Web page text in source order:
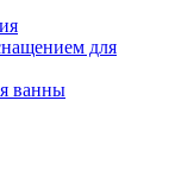
для
ванны